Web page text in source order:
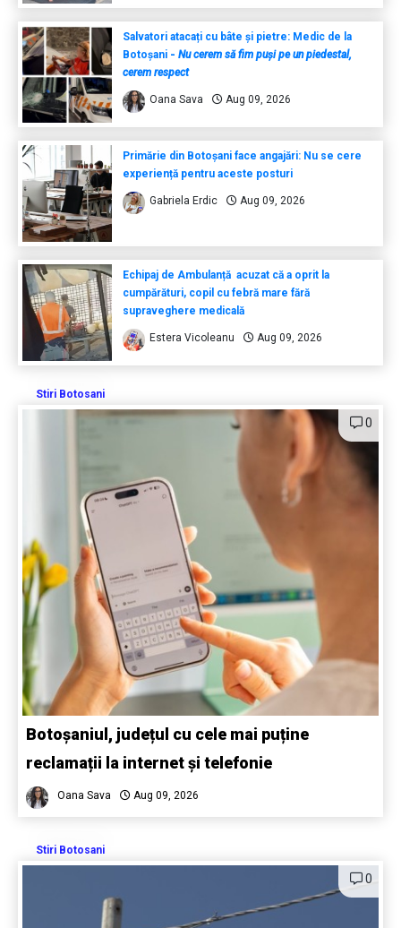
Salvatori atacați cu bâte și pietre: Medic de la
Botoșani - Nu cerem să fim puși pe un piedestal,
cerem respect
Oana Sava Aug 09, 2026
Primărie din Botoșani face angajări: Nu se cere
experiență pentru aceste posturi
Gabriela Erdic Aug 09, 2026
Echipaj de Ambulanță acuzat că a oprit la
cumpărături, copil cu febră mare fără
supraveghere medicală
Estera Vicoleanu Aug 09, 2026
Stiri Botosani
0
Botoșaniul, județul cu cele mai puține
reclamații la internet și telefonie
Oana Sava Aug 09, 2026
Stiri Botosani
0